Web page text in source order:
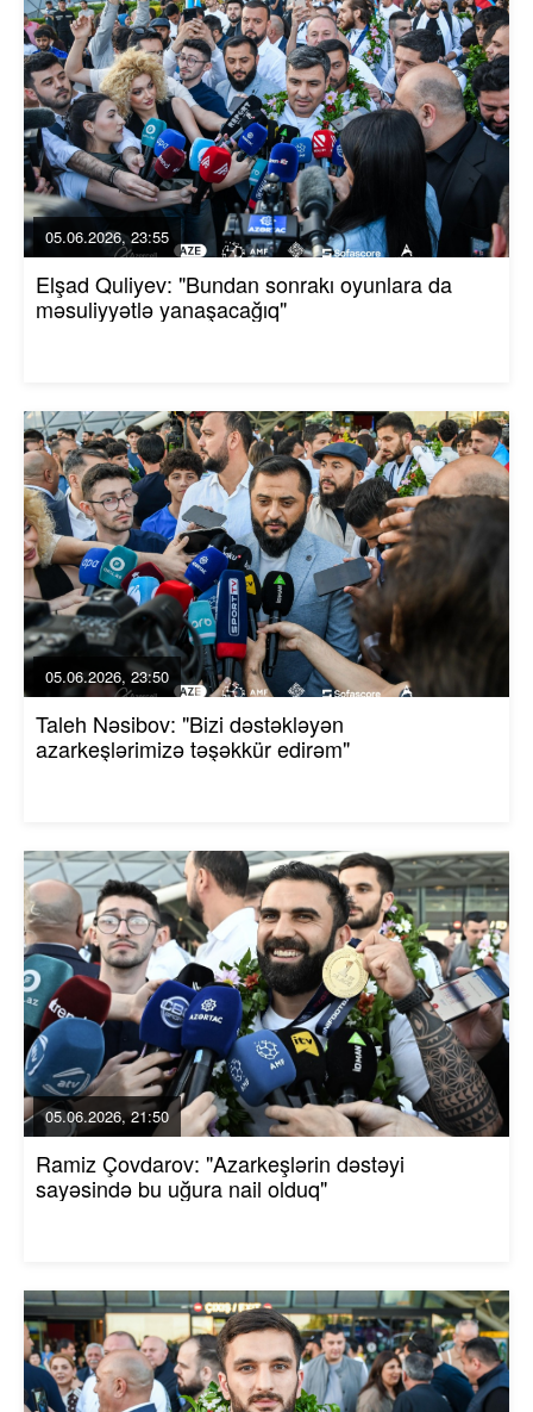
05.06.2026, 23:55
Elşad Quliyev: "Bundan sonrakı oyunlara da
məsuliyyətlə yanaşacağıq"
05.06.2026, 23:50
Taleh Nəsibov: "Bizi dəstəkləyən
azarkeşlərimizə təşəkkür edirəm"
05.06.2026, 21:50
Ramiz Çovdarov: "Azarkeşlərin dəstəyi
sayəsində bu uğura nail olduq"